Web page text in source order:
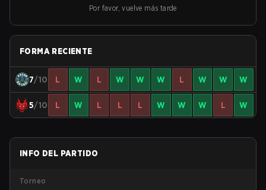
Por favor, vuelve más tarde
FORMA RECIENTE
7/10 L W L W W W L W W W
5/10 L W L L L W W W L W
INFO DEL PARTIDO
Torneo